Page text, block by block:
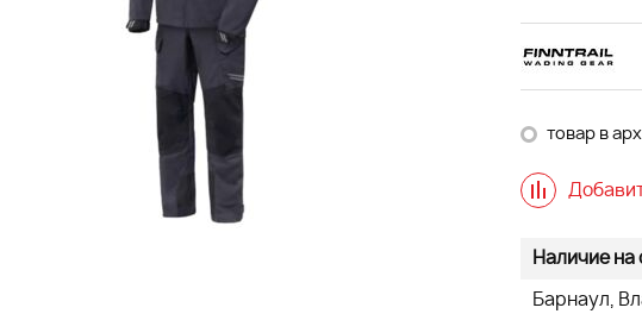
товар в
Наличие на
Барнаул,